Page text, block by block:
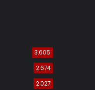
3.605
2.674
2.027